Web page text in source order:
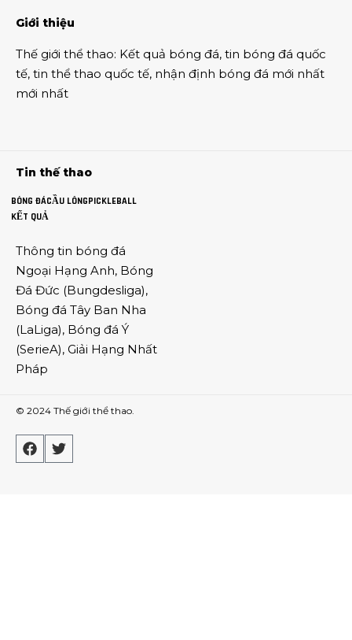
Giới thiệu
Thế giới thể thao: Kết quả bóng đá, tin bóng đá quốc
tế, tin thể thao quốc tế, nhận định bóng đá mới nhất
mới nhất
Tin thế thao
BÓNG ĐÁCẦU LÔNGPICKLEBALL
KẾT QUẢ
Thông tin bóng đá
Ngoại Hạng Anh, Bóng
Đá Đức (Bungdesliga),
Bóng đá Tây Ban Nha
(LaLiga), Bóng đá Ý
(SerieA), Giải Hạng Nhất
Pháp
© 2024 Thế giới thể thao.